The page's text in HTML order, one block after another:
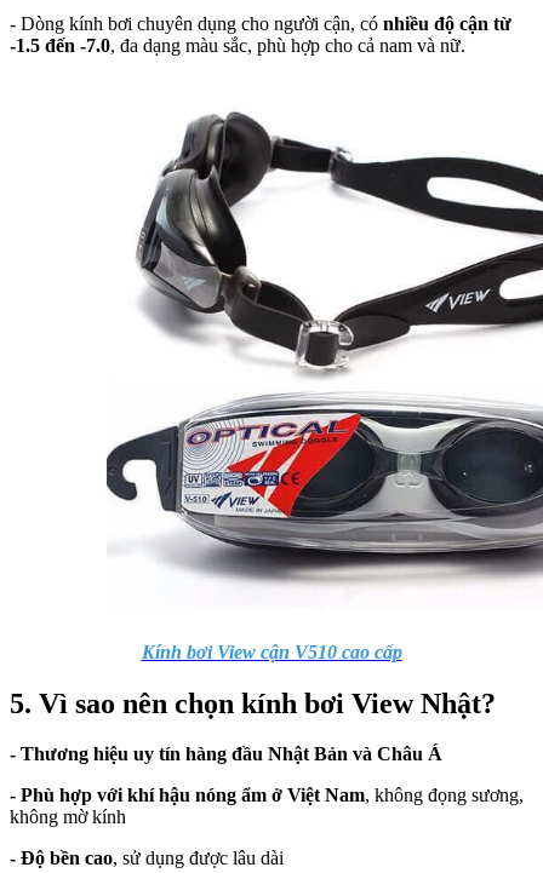
- Dòng kính bơi chuyên dụng cho người cận, có nhiều độ cận từ
-1.5 đến -7.0, đa dạng màu sắc, phù hợp cho cả nam và nữ.
Kính bơi View cận V510 cao cấp
5. Vì sao nên chọn kính bơi View Nhật?
- Thương hiệu uy tín hàng đầu Nhật Bản và Châu Á
- Phù hợp với khí hậu nóng ẩm ở Việt Nam, không đọng sương,
không mờ kính
- Độ bền cao, sử dụng được lâu dài